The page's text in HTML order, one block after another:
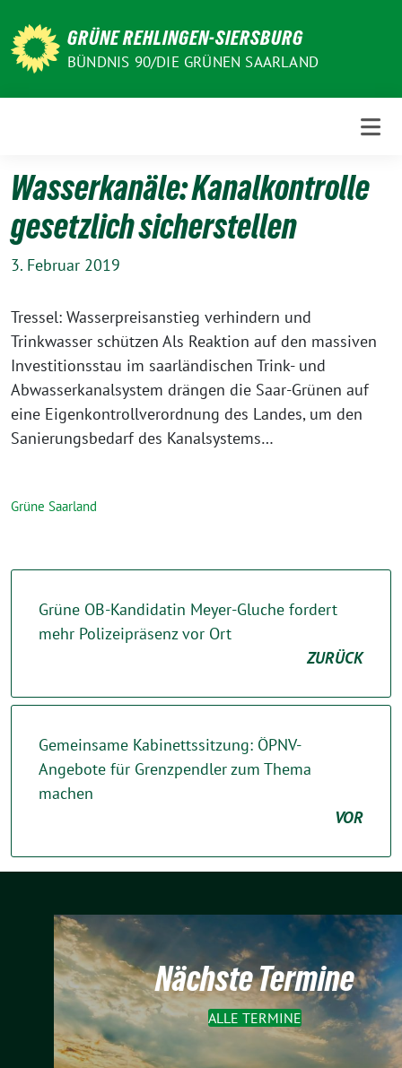
zum
Inhalt
GRÜNE REHLINGEN-SIERSBURG
BÜNDNIS 90/DIE GRÜNEN SAARLAND
Wasserkanäle: Kanalkontrolle
gesetzlich sicherstellen
3. Februar 2019
Tressel: Wasserpreisanstieg verhindern und
Trinkwasser schützen Als Reaktion auf den massiven
Investitionsstau im saarländischen Trink- und
Abwasserkanalsystem drängen die Saar-Grünen auf
eine Eigenkontrollverordnung des Landes, um den
Sanierungsbedarf des Kanalsystems…
Grüne Saarland
Grüne OB-Kandidatin Meyer-Gluche fordert
mehr Polizeipräsenz vor Ort
ZURÜCK
Gemeinsame Kabinettssitzung: ÖPNV-
Angebote für Grenzpendler zum Thema
machen
VOR
Nächste Termine
ALLE TERMINE